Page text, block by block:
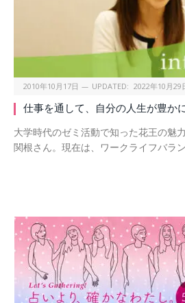
2010年10月17日 UPDATED: 2022年10月29
仕事を通して、自分の人生が豊か
大学時代のゼミ活動で知った花王の魅
関根さん。現在は、ワークライフバラ